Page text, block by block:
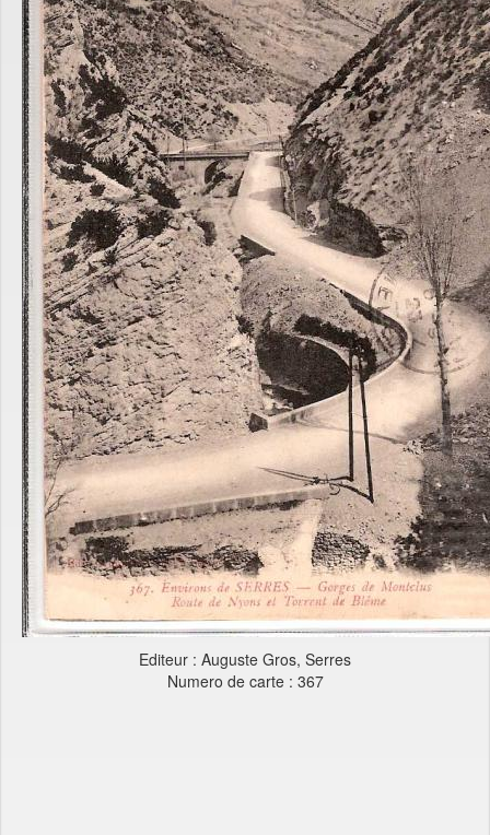
Editeur : Auguste Gros, Serres
Numero de carte : 367